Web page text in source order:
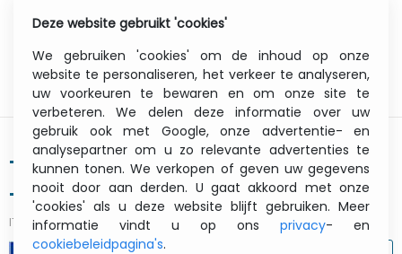
Tm-m30III-h (101) - Receipt Printer
- Wi-Fi + Bluetooth White
ITCurry #:1925AG42 | Article #: C31CK51101
Deze website gebruikt 'cookies'
We gebruiken 'cookies' om de inhoud op onze
website te personaliseren, het verkeer te analyseren,
uw voorkeuren te bewaren en om onze site te
verbeteren. We delen deze informatie over uw
gebruik ook met Google, onze advertentie- en
analysepartner om u zo relevante advertenties te
kunnen tonen. We verkopen of geven uw gegevens
nooit door aan derden. U gaat akkoord met onze
'cookies' als u deze website blijft gebruiken. Meer
informatie vindt u op ons privacy- en
cookiebeleidpagina's.